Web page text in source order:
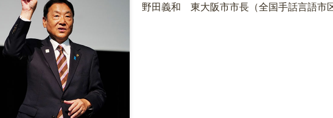
野田義和 東大阪市市長（全国手話言語市